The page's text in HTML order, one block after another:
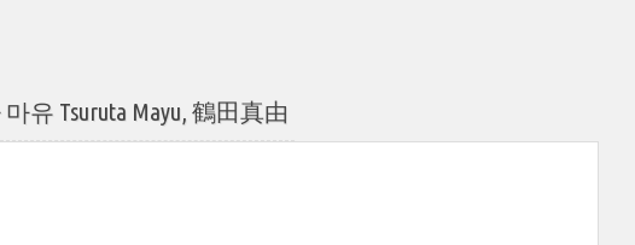
유 Tsuruta Mayu, 鶴田真由